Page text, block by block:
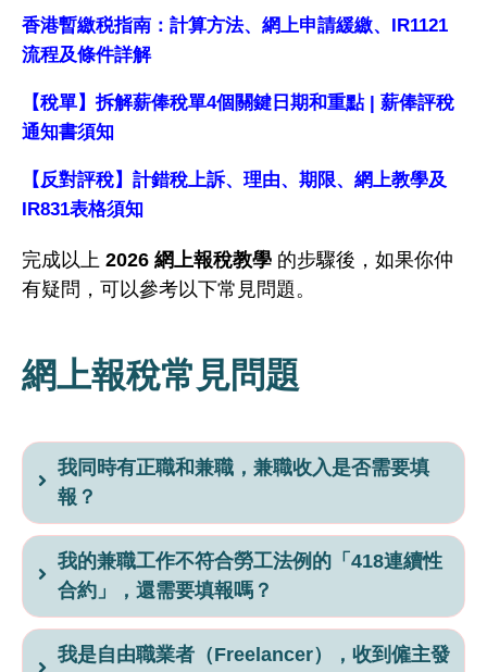
香港暫繳税指南：計算方法、網上申請緩繳、IR1121
流程及條件詳解
【稅單】拆解薪俸稅單4個關鍵日期和重點 | 薪俸評稅
通知書須知
【反對評稅】計錯稅上訴、理由、期限、網上教學及
IR831表格須知
完成以上 2026 網上報稅教學 的步驟後，如果你仲
有疑問，可以參考以下常見問題。
網上報稅常見問題
我同時有正職和兼職，兼職收入是否需要填
報？
我的兼職工作不符合勞工法例的「418連續性
合約」，還需要填報嗎？
我是自由職業者（Freelancer），收到僱主發